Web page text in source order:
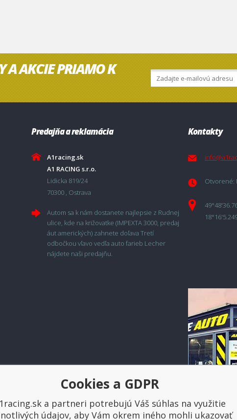
A AKCIE PRIAMO K
Predajňa a reklamácia
A1racing.sk
A1 RACING s.r.o.
Lidicka 819/24
70300 , Ostrava
Autom sa k nám dostanete najlepsie z Rudnej
ulice, kde na križovatke (IMPEXTA 3000, predaj
áut amerických) zahnete doľava Tretí
odbočkou vľavo vedľa auto farieb Lecher
nájdete naši predajňu.
Kontakty
Otvorené:
Platba a doprava
Cookies a GDPR
a partneri potrebujú Váš súhlas na využitie
údajov, aby Vám okrem iného mohli ukazovať